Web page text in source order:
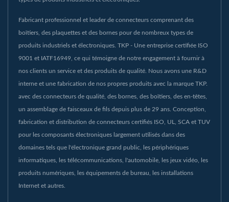
Fabricant professionnel et leader de connecteurs comprenant des
boîtiers, des plaquettes et des bornes pour de nombreux types de
produits industriels et électroniques. TKP - Une entreprise certifiée ISO
9001 et IATF16949, ce qui témoigne de notre engagement à fournir à
nos clients un service et des produits de qualité. Nous avons une R&D
interne et une fabrication de nos propres produits avec la marque TKP.
avec des connecteurs de qualité, des bornes, des boîtiers, des en-têtes,
un assemblage de faisceaux de fils depuis plus de 29 ans. Conception,
fabrication et distribution de connecteurs certifiés ISO, UL, SCA et TUV
pour les composants électroniques largement utilisés dans des
domaines tels que l'électronique grand public, les périphériques
informatiques, les télécommunications, l'automobile, les jeux vidéo, les
produits numériques, les équipements de bureau, les installations
Internet et autres.